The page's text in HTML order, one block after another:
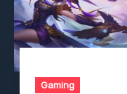
Gaming